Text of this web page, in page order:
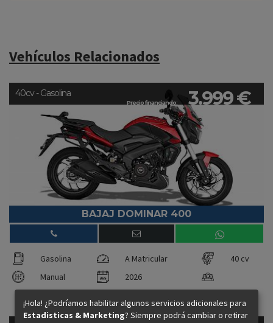
Vehículos Relacionados
Precio financiando: 3.999 €
40cv - Gasolina
BAJAJ DOMINAR 400
Gasolina A Matricular
40 cv
Manual
2026
¡Hola! ¿Podríamos habilitar algunos servicios adicionales para
Estadisticas & Marketing? Siempre podrá cambiar o retirar